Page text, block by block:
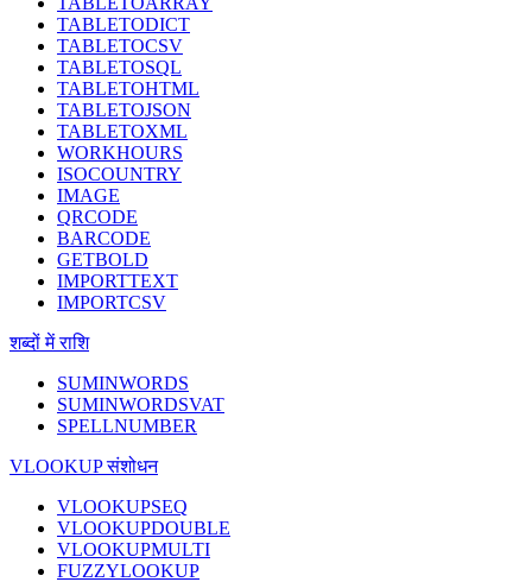
TABLETODICT
TABLETOCSV
TABLETOSQL
TABLETOHTML
TABLETOJSON
TABLETOXML
WORKHOURS
ISOCOUNTRY
IMAGE
QRCODE
BARCODE
GETBOLD
IMPORTTEXT
IMPORTCSV
शब्दों में राशि
SUMINWORDS
SUMINWORDSVAT
SPELLNUMBER
VLOOKUP संशोधन
VLOOKUPSEQ
VLOOKUPDOUBLE
VLOOKUPMULTI
FUZZYLOOKUP